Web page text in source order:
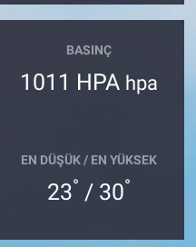
BASINÇ
1011 HPA hpa
EN DÜŞÜK / EN YÜKSEK
23° / 30°